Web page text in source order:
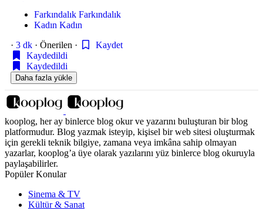
Farkındalık Farkındalık
Kadın Kadın
· 3 dk · Önerilen ·
Kaydet
Kaydedildi
Kaydedildi
Daha fazla yükle
kooplog, her ay binlerce blog okur ve yazarını buluşturan bir blog
platformudur. Blog yazmak isteyip, kişisel bir web sitesi oluşturmak
için gerekli teknik bilgiye, zamana veya imkâna sahip olmayan
yazarlar, kooplog’a üye olarak yazılarını yüz binlerce blog okuruyla
paylaşabilirler.
Popüler Konular
Sinema & TV
Kültür & Sanat